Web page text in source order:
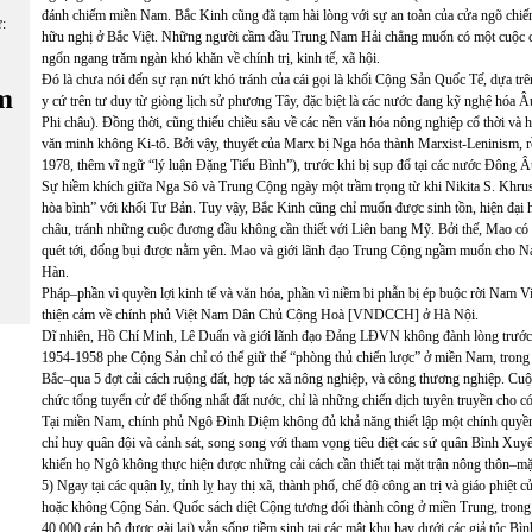
đánh chiếm miền Nam. Bắc Kinh cũng đã tạm hài lòng với sự an toàn của cửa ngõ
hữu nghị ở Bắc Việt. Những người cầm đầu Trung Nam Hải chẳng muốn có một
ngổn ngang trăm ngàn khó khăn về chính trị, kinh tế, xã hội.
Đó là chưa nói đến sự rạn nứt khó tránh của cái gọi là khối Cộng Sản Quốc Tế, dựa
y cứ trên tư duy từ giòng lịch sử phương Tây, đặc biệt là các nước đang kỹ nghệ hóa
Phi châu). Đồng thời, cũng thiếu chiều sâu về các nền văn hóa nông nghiệp cổ thời
văn minh không Ki-tô. Bởi vậy, thuyết của Marx bị Nga hóa thành Marxist-
1978, thêm vĩ ngữ “lý luận Đặng Tiểu Bình”), trước khi bị sụp đổ tại các nước Đông
Sự hiềm khích giữa Nga Sô và Trung Cộng ngày một trầm trọng từ khi Nikita S.
hòa bình” với khối Tư Bản. Tuy vậy, Bắc Kinh cũng chỉ muốn được sinh tồn, hiện
châu, tránh những cuộc đương đầu không cần thiết với Liên bang Mỹ. Bởi thế, Mao
quét tới, đống bụi được nằm yên. Mao và giới lãnh đạo Trung Cộng ngầm muốn cho
Hàn.
Pháp–phần vì quyền lợi kinh tế và văn hóa, phần vì niềm bi phẫn bị ép buộc rời Nam
thiện cảm về chính phủ Việt Nam Dân Chủ Cộng Hoà [VNDCCH] ở Hà Nội.
Dĩ nhiên, Hồ Chí Minh, Lê Duẩn và giới lãnh đạo Đảng LĐVN không đành lòng
1954-1958 phe Cộng Sản chỉ có thể giữ thế “phòng thủ chiến lược” ở miền Nam,
Bắc–qua 5 đợt cải cách ruộng đất, hợp tác xã nông nghiệp, và công thương nghiệp.
chức tổng tuyển cử để thống nhất đất nước, chỉ là những chiến dịch tuyên truyền cho
Tại miền Nam, chính phủ Ngô Đình Diệm không đủ khả năng thiết lập một chính
chỉ huy quân đội và cảnh sát, song song với tham vọng tiêu diệt các sứ quân Bình
khiến họ Ngô không thực hiện được những cải cách cần thiết tại mặt trận nông
5) Ngay tại các quận lỵ, tỉnh lỵ hay thị xã, thành phố, chế độ công an trị và giáo phiệt
hoặc không Cộng Sản. Quốc sách diệt Cộng tương đối thành công ở miền Trung,
40,000 cán bộ được gài lại) vẫn sống tiềm sinh tại các mật khu hay dưới các giả túc